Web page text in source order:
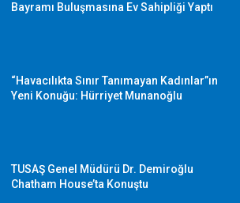
Bayramı Buluşmasına Ev Sahipliği Yaptı
“Havacılıkta Sınır Tanımayan Kadınlar”ın
Yeni Konuğu: Hürriyet Munanoğlu
TUSAŞ Genel Müdürü Dr. Demiroğlu
Chatham House’ta Konuştu